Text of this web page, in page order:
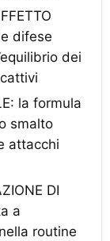
difese
dei
la formula
smalto
attacchi
DI
a
routine